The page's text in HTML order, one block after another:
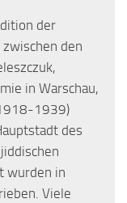
der
den
in Warschau,
1939)
des
wurden in
Viele